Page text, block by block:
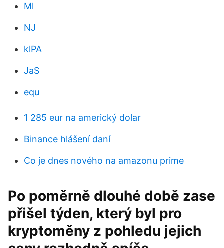
Ml
NJ
klPA
JaS
equ
1 285 eur na americký dolar
Binance hlášení daní
Co je dnes nového na amazonu prime
Po poměrně dlouhé době zase
přišel týden, který byl pro
kryptoměny z pohledu jejich